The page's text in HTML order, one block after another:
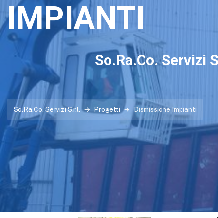
IMPIANTI
So.Ra.Co. Servizi
So.Ra.Co. Servizi S.r.l. Progetti Dismissione Impianti